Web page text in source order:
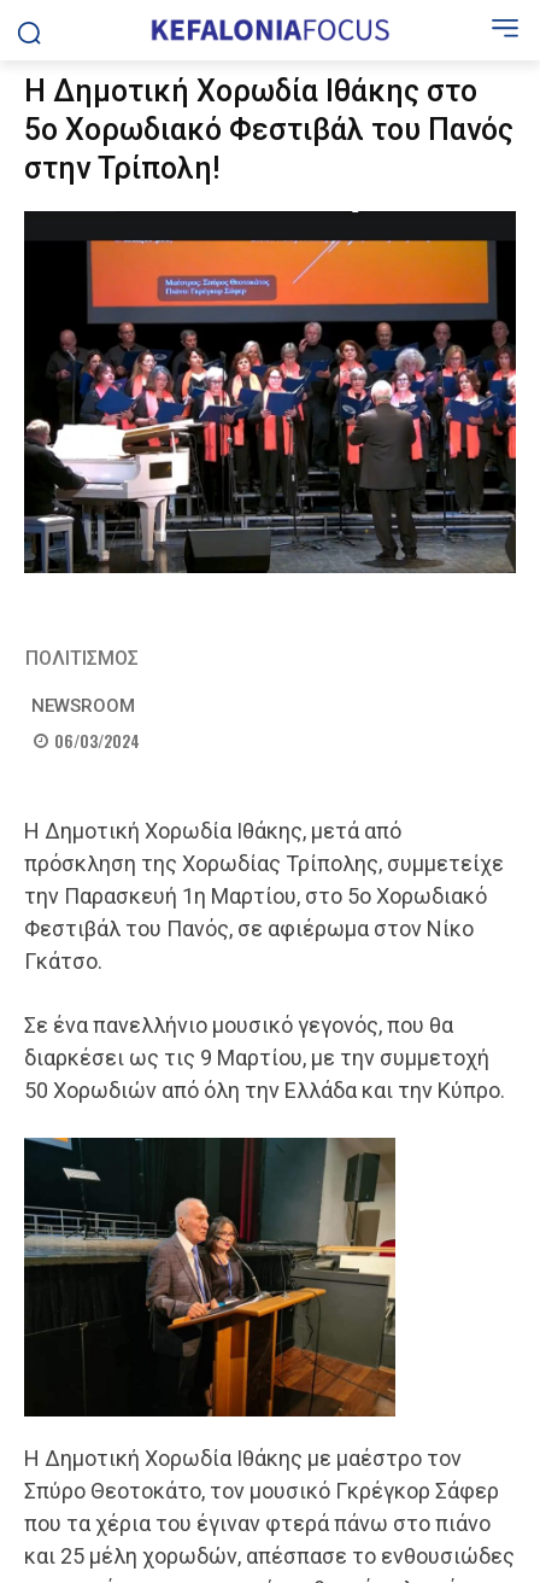
Η Δημοτική Χορωδία Ιθάκης στο
5ο Χορωδιακό Φεστιβάλ του Πανός
στην Τρίπολη!
ΠΟΛΙΤΙΣΜΟΣ
NEWSROOM
06/03/2024
Η Δημοτική Χορωδία Ιθάκης, μετά από
πρόσκληση της Χορωδίας Τρίπολης, συμμετείχε
την Παρασκευή 1η Μαρτίου, στο 5ο Χορωδιακό
Φεστιβάλ του Πανός, σε αφιέρωμα στον Νίκο
Γκάτσο.
Σε ένα πανελλήνιο μουσικό γεγονός, που θα
διαρκέσει ως τις 9 Μαρτίου, με την συμμετοχή
50 Χορωδιών από όλη την Ελλάδα και την Κύπρο.
Η Δημοτική Χορωδία Ιθάκης με μαέστρο τον
Σπύρο Θεοτοκάτο, τον μουσικό Γκρέγκορ Σάφερ
που τα χέρια του έγιναν φτερά πάνω στο πιάνο
και 25 μέλη χορωδών, απέσπασε το ενθουσιώδες